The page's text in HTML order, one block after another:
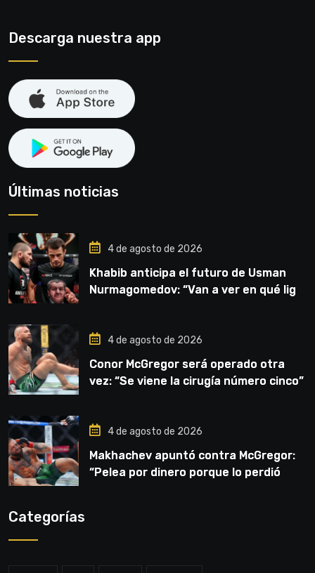
Descarga nuestra app
Últimas noticias
4 de agosto de 2026
Khabib anticipa el futuro de Usman
Nurmagomedov: “Van a ver en qué liga
4 de agosto de 2026
Conor McGregor será operado otra
vez: “Se viene la cirugía número cinco”
4 de agosto de 2026
Makhachev apuntó contra McGregor:
“Pelea por dinero porque lo perdió
Categorías